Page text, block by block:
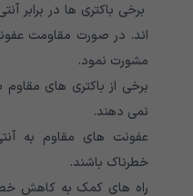
برخی باکتری ها در برابر
اند. در صورت مقاومت
مشورت نمود.
برخی از باکتری های
نمی دهند.
عفونت های مقاوم به
خطرناک باشند.
راه های کمک به کاهش